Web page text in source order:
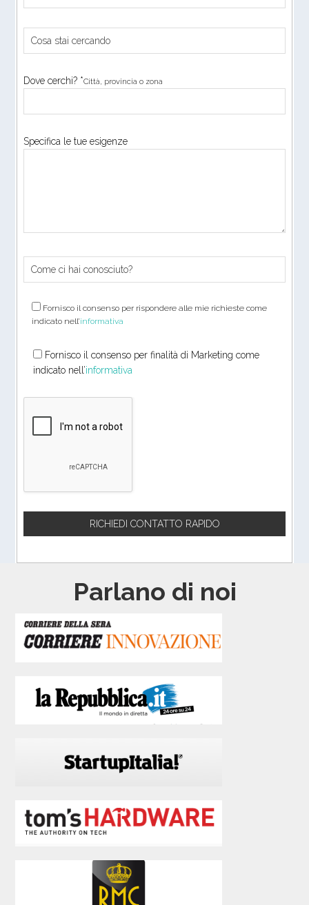
Dove cerchi? *Città, provincia o zona
Specifica le tue esigenze
Fornisco il consenso per rispondere alle mie richieste come
indicato nell’informativa
Fornisco il consenso per finalità di Marketing come
indicato nell’informativa
Parlano di noi